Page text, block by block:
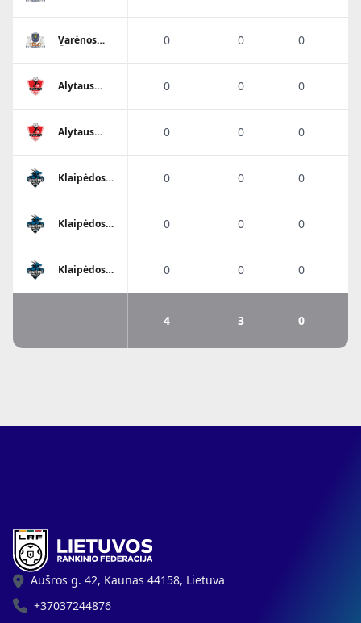
Varėnos
0 0 0
Alytaus
Stronglasas
0 0 0
Alytaus
Stronglasas
0 0 0
Klaipėdos
0 0 0
Klaipėdos
0 0 0
Klaipėdos
0 0 0
4 3 0
Aušros g. 42, Kaunas 44158, Lietuva
+37037244876